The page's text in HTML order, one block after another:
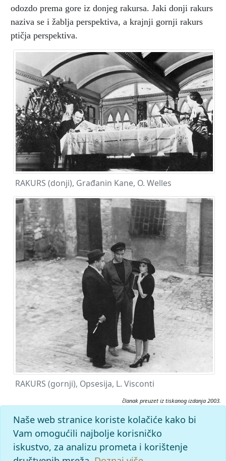
odozdo prema gore iz donjeg rakursa. Jaki donji rakurs
naziva se i žablja perspektiva, a krajnji gornji rakurs
ptičja perspektiva.
RAKURS (donji), Građanin Kane, O. Welles
RAKURS (gornji), Opsesija, L. Visconti
članak preuzet iz tiskanog izdanja 2003.
Citiranje:
rakurs.
Filmski leksikon (2003), mrežno izdanje.
zavod Miroslav Krleža, 2026. Pristupljeno 8.8.2026.
<https://film.lzmk.hr/clanak/rakurs>.
Naše web stranice koriste kolačiće kako bi
Vam omogućili najbolje korisničko
iskustvo, za analizu prometa i korištenje